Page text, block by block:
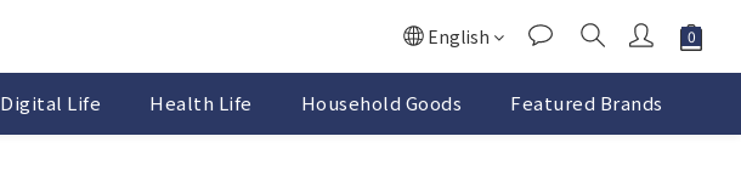
English
Digital Life Health Life Household Goods Featured Brands